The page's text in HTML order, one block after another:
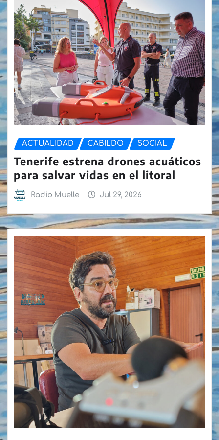
ACTUALIDAD CABILDO SOCIAL
Tenerife estrena drones acuáticos
para salvar vidas en el litoral
Radio Muelle Jul 29, 2026